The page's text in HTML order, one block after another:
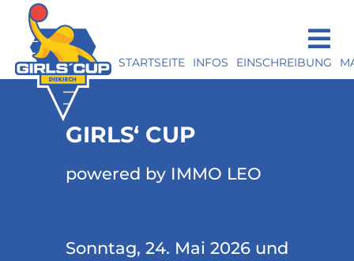
STARTSEITE INFOS EINSCHREIBUNG
GIRLS‘ CUP
powered by IMMO LEO
Sonntag, 24. Mai 2026 und